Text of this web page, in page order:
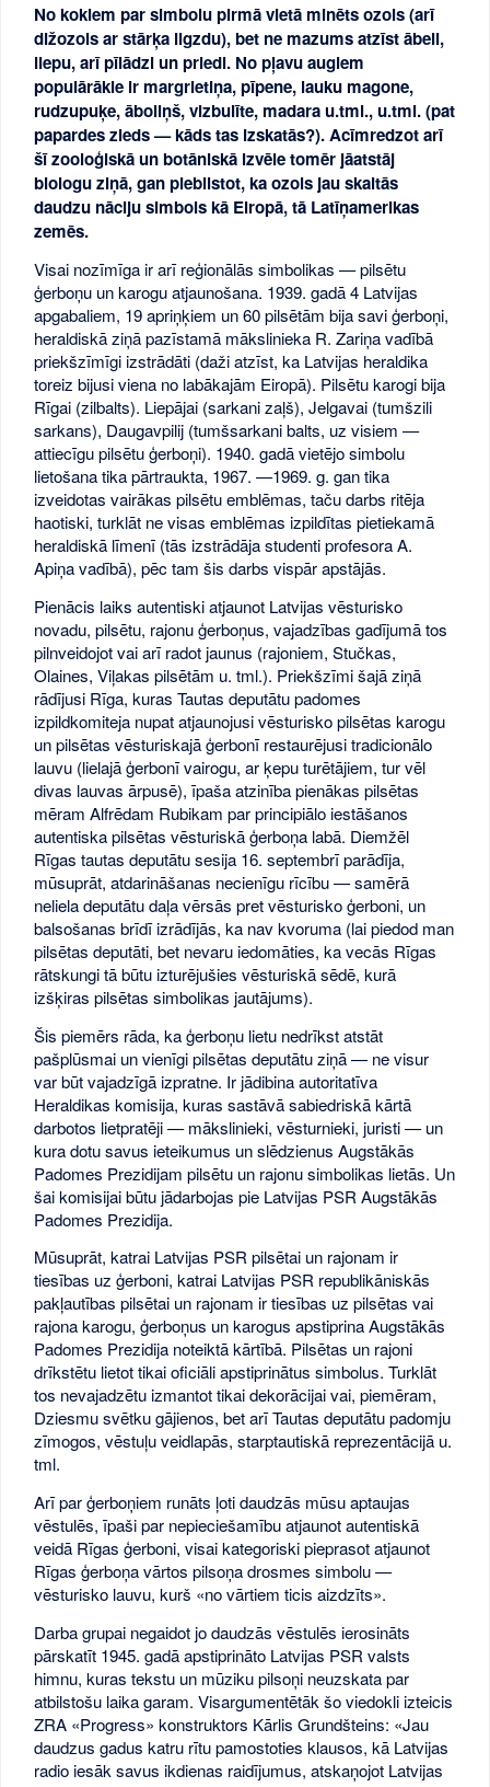
No kokiem par simbolu pirmā vietā minēts ozols (arī
dižozols ar stārķa ligzdu), bet ne mazums atzīst ābeli,
liepu, arī pīlādzi un priedi. No pļavu augiem
populārākie ir margrietiņa, pīpene, lauku magone,
rudzupuķe, āboliņš, vizbulīte, madara u.tml., u.tml. (pat
papardes zieds — kāds tas izskatās?). Acīmredzot arī
šī zooloģiskā un botāniskā izvēle tomēr jāatstāj
biologu ziņā, gan piebilstot, ka ozols jau skaitās
daudzu nāciju simbols kā Eiropā, tā Latīņamerikas
zemēs.
Visai nozīmīga ir arī reģionālās simbolikas — pilsētu
ģerboņu un karogu atjaunošana. 1939. gadā 4 Latvijas
apgabaliem, 19 apriņķiem un 60 pilsētām bija savi ģerboņi,
heraldiskā ziņā pazīstamā mākslinieka R. Zariņa vadībā
priekšzīmīgi izstrādāti (daži atzīst, ka Latvijas heraldika
toreiz bijusi viena no labākajām Eiropā). Pilsētu karogi bija
Rīgai (zilbalts). Liepājai (sarkani zaļš), Jelgavai (tumšzili
sarkans), Daugavpilij (tumšsarkani balts, uz visiem —
attiecīgu pilsētu ģerboņi). 1940. gadā vietējo simbolu
lietošana tika pārtraukta, 1967. —1969. g. gan tika
izveidotas vairākas pilsētu emblēmas, taču darbs ritēja
haotiski, turklāt ne visas emblēmas izpildītas pietiekamā
heraldiskā līmenī (tās izstrādāja studenti profesora A.
Apiņa vadībā), pēc tam šis darbs vispār apstājās.
Pienācis laiks autentiski atjaunot Latvijas vēsturisko
novadu, pilsētu, rajonu ģerboņus, vajadzības gadījumā tos
pilnveidojot vai arī radot jaunus (rajoniem, Stučkas,
Olaines, Viļakas pilsētām u. tml.). Priekšzīmi šajā ziņā
rādījusi Rīga, kuras Tautas deputātu padomes
izpildkomiteja nupat atjaunojusi vēsturisko pilsētas karogu
un pilsētas vēsturiskajā ģerbonī restaurējusi tradicionālo
lauvu (lielajā ģerbonī vairogu, ar ķepu turētājiem, tur vēl
divas lauvas ārpusē), īpaša atzinība pienākas pilsētas
mēram Alfrēdam Rubikam par principiālo iestāšanos
autentiska pilsētas vēsturiskā ģerboņa labā. Diemžēl
Rīgas tautas deputātu sesija 16. septembrī parādīja,
mūsuprāt, atdarināšanas necienīgu rīcību — samērā
neliela deputātu daļa vērsās pret vēsturisko ģerboni, un
balsošanas brīdī izrādījās, ka nav kvoruma (lai piedod man
pilsētas deputāti, bet nevaru iedomāties, ka vecās Rīgas
rātskungi tā būtu izturējušies vēsturiskā sēdē, kurā
izšķiras pilsētas simbolikas jautājums).
Šis piemērs rāda, ka ģerboņu lietu nedrīkst atstāt
pašplūsmai un vienīgi pilsētas deputātu ziņā — ne visur
var būt vajadzīgā izpratne. Ir jādibina autoritatīva
Heraldikas komisija, kuras sastāvā sabiedriskā kārtā
darbotos lietpratēji — mākslinieki, vēsturnieki, juristi — un
kura dotu savus ieteikumus un slēdzienus Augstākās
Padomes Prezidijam pilsētu un rajonu simbolikas lietās. Un
šai komisijai būtu jādarbojas pie Latvijas PSR Augstākās
Padomes Prezidija.
Mūsuprāt, katrai Latvijas PSR pilsētai un rajonam ir
tiesības uz ģerboni, katrai Latvijas PSR republikāniskās
pakļautības pilsētai un rajonam ir tiesības uz pilsētas vai
rajona karogu, ģerboņus un karogus apstiprina Augstākās
Padomes Prezidija noteiktā kārtībā. Pilsētas un rajoni
drīkstētu lietot tikai oficiāli apstiprinātus simbolus. Turklāt
tos nevajadzētu izmantot tikai dekorācijai vai, piemēram,
Dziesmu svētku gājienos, bet arī Tautas deputātu padomju
zīmogos, vēstuļu veidlapās, starptautiskā reprezentācijā u.
tml.
Arī par ģerboņiem runāts ļoti daudzās mūsu aptaujas
vēstulēs, īpaši par nepieciešamību atjaunot autentiskā
veidā Rīgas ģerboni, visai kategoriski pieprasot atjaunot
Rīgas ģerboņa vārtos pilsoņa drosmes simbolu —
vēsturisko lauvu, kurš «no vārtiem ticis aizdzīts».
Darba grupai negaidot jo daudzās vēstulēs ierosināts
pārskatīt 1945. gadā apstiprināto Latvijas PSR valsts
himnu, kuras tekstu un mūziku pilsoņi neuzskata par
atbilstošu laika garam. Visargumentētāk šo viedokli izteicis
ZRA «Progress» konstruktors Kārlis Grundšteins: «Jau
daudzus gadus katru rītu pamostoties klausos, kā Latvijas
radio iesāk savus ikdienas raidījumus, atskaņojot Latvijas